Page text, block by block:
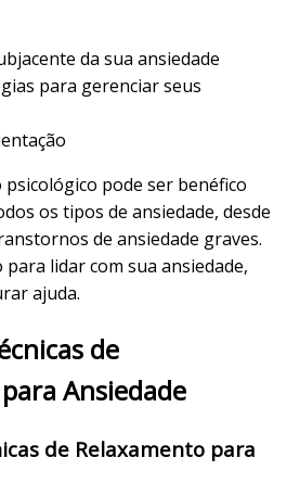
da sua ansiedade
para gerenciar seus
pode ser benéfico
os tipos de ansiedade, desde
de ansiedade graves.
para lidar com sua ansiedade,
ajuda.
de
Ansiedade
de Relaxamento para